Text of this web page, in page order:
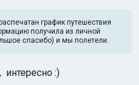
график путешествия
получила из личной
спасибо) и мы полетели.
интересно :)